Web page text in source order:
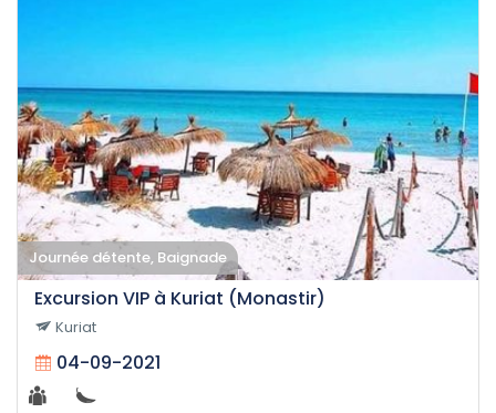
Journée détente, Baignade
Excursion VIP à Kuriat (Monastir)
Kuriat
04-09-2021